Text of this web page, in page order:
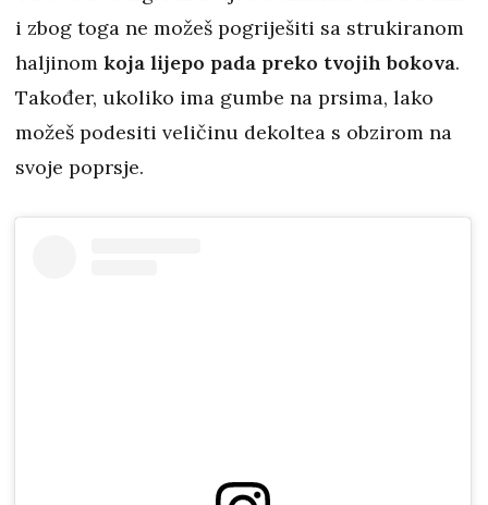
i zbog toga ne možeš pogriješiti sa strukiranom
haljinom koja lijepo pada preko tvojih bokova.
Također, ukoliko ima gumbe na prsima, lako
možeš podesiti veličinu dekoltea s obzirom na
svoje poprsje.